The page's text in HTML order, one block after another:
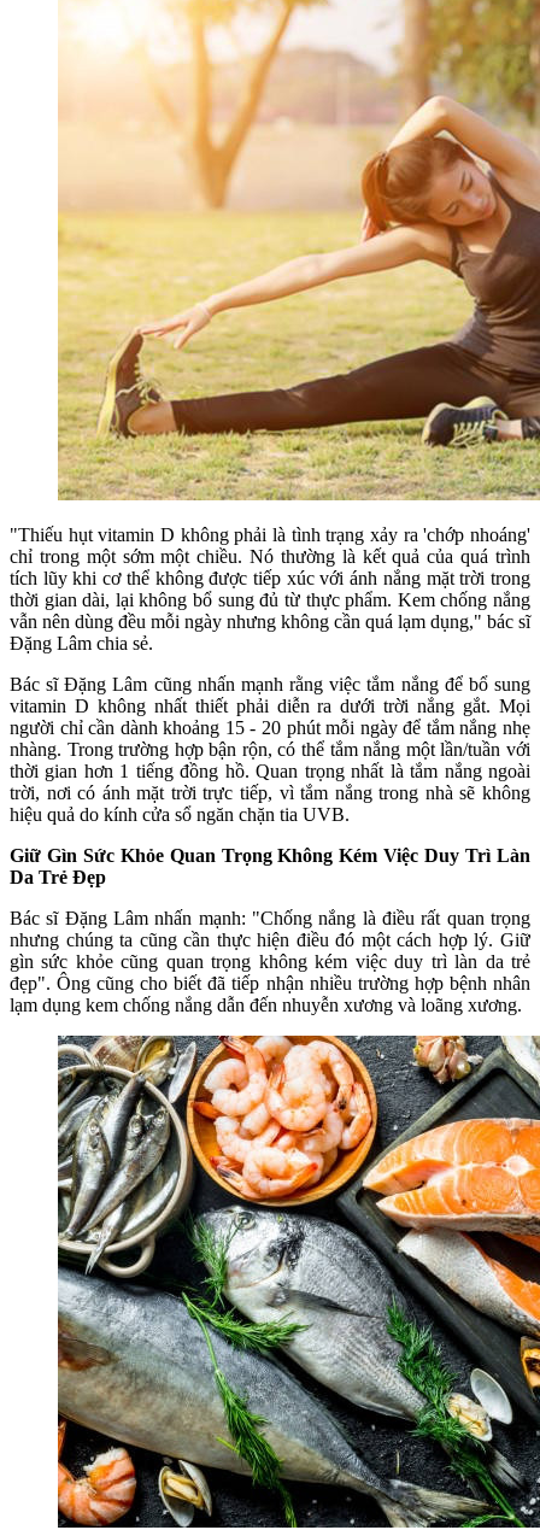
"Thiếu hụt vitamin D không phải là tình trạng xảy ra 'chớp nhoáng'
chỉ trong một sớm một chiều. Nó thường là kết quả của quá trình
tích lũy khi cơ thể không được tiếp xúc với ánh nắng mặt trời trong
thời gian dài, lại không bổ sung đủ từ thực phẩm. Kem chống nắng
vẫn nên dùng đều mỗi ngày nhưng không cần quá lạm dụng," bác sĩ
Đặng Lâm chia sẻ.
Bác sĩ Đặng Lâm cũng nhấn mạnh rằng việc tắm nắng để bổ sung
vitamin D không nhất thiết phải diễn ra dưới trời nắng gắt. Mọi
người chỉ cần dành khoảng 15 - 20 phút mỗi ngày để tắm nắng nhẹ
nhàng. Trong trường hợp bận rộn, có thể tắm nắng một lần/tuần với
thời gian hơn 1 tiếng đồng hồ. Quan trọng nhất là tắm nắng ngoài
trời, nơi có ánh mặt trời trực tiếp, vì tắm nắng trong nhà sẽ không
hiệu quả do kính cửa sổ ngăn chặn tia UVB.
Giữ Gìn Sức Khỏe Quan Trọng Không Kém Việc Duy Trì Làn
Da Trẻ Đẹp
Bác sĩ Đặng Lâm nhấn mạnh: "Chống nắng là điều rất quan trọng
nhưng chúng ta cũng cần thực hiện điều đó một cách hợp lý. Giữ
gìn sức khỏe cũng quan trọng không kém việc duy trì làn da trẻ
đẹp". Ông cũng cho biết đã tiếp nhận nhiều trường hợp bệnh nhân
lạm dụng kem chống nắng dẫn đến nhuyễn xương và loãng xương.